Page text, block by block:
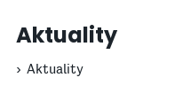
Aktuality
Aktuality